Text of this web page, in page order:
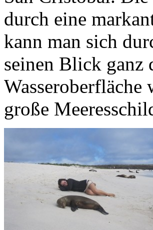
durch eine
kann man sich
seinen Blick ganz
Wasseroberfläche
große